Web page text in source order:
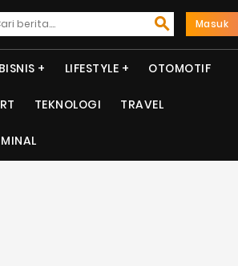
Masuk
BISNIS LIFESTYLE OTOMOTIF
TEKNOLOGI TRAVEL